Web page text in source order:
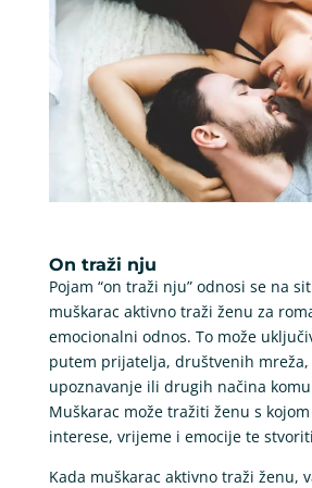
On traži nju
Pojam “on traži nju” odnosi se na
muškarac aktivno traži ženu za
emocionalni odnos. To može
putem prijatelja, društvenih mreža,
upoznavanje ili drugih načina
Muškarac može tražiti ženu s
interese, vrijeme i emocije te
Kada muškarac aktivno traži ženu,